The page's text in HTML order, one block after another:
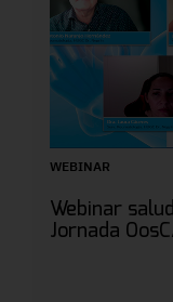
WEBINAR
Webinar
Jornada